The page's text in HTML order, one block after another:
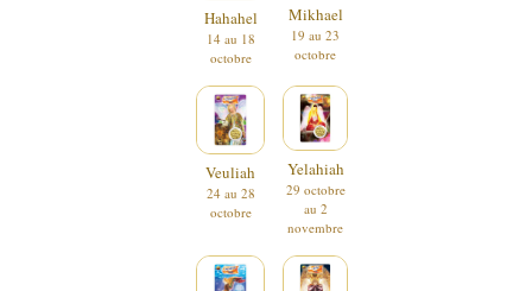
Hahahel
14 au 18
octobre
Mikhael
19 au 23
octobre
Veuliah
24 au 28
octobre
Yelahiah
29 octobre
au 2
novembre